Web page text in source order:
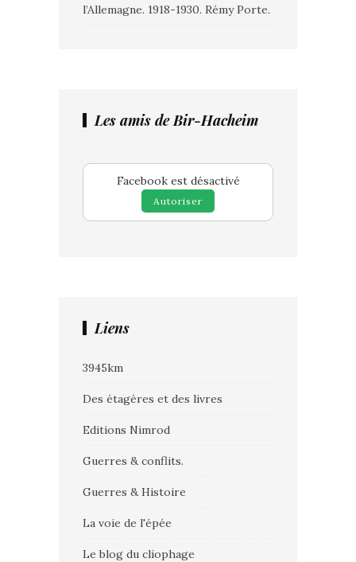
l’Allemagne. 1918-1930. Rémy Porte.
Les amis de Bir-Hacheim
Facebook est désactivé
Autoriser
Liens
3945km
Des étagères et des livres
Editions Nimrod
Guerres & conflits.
Guerres & Histoire
La voie de l'épée
Le blog du cliophage